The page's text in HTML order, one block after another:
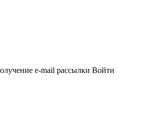
e-mail рассылки Войти